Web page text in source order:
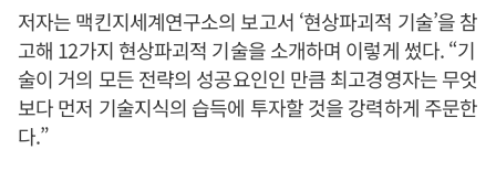
저자는 맥킨지세계연구소의 보고서 ‘현상파괴적 기술’을 참
고해 12가지 현상파괴적 기술을 소개하며 이렇게 썼다. “기
술이 거의 모든 전략의 성공요인인 만큼 최고경영자는 무엇
보다 먼저 기술지식의 습득에 투자할 것을 강력하게 주문한
다.”